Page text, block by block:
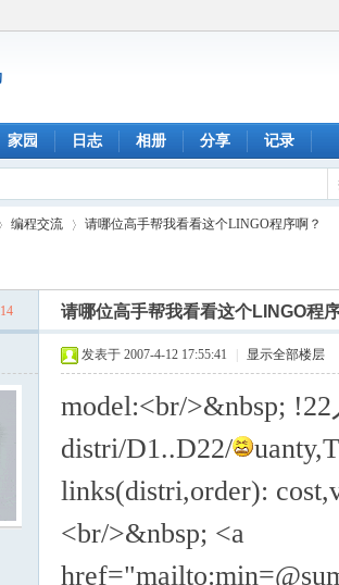
家园 日志 相册 分享 记录
编程交流
›
请哪位高手帮我看看这个LINGO程序啊？
14 请哪位高手帮我看看这个LINGO程
发表于 2007-4-12 17:55:41 显示全部楼层
model:<br/>&nbsp;
distri/D1..D22/
links(distri,order):
<br/>&nbsp; <a